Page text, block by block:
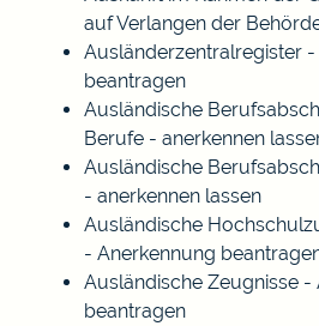
auf Verlangen der
Ausländerzentralregister
beantragen
Ausländische
Berufe - anerkennen
Ausländische
- anerkennen lassen
Ausländische
- Anerkennung
Ausländische Zeugnisse -
beantragen